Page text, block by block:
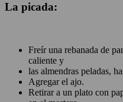
La picada:
Freír una rebanada de
caliente y
las almendras peladas,
Agregar el ajo.
Retirar a un plato con